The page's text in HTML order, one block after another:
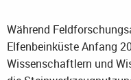
Während
Elfenbeinküste Anfang
Wissenschaftlern und